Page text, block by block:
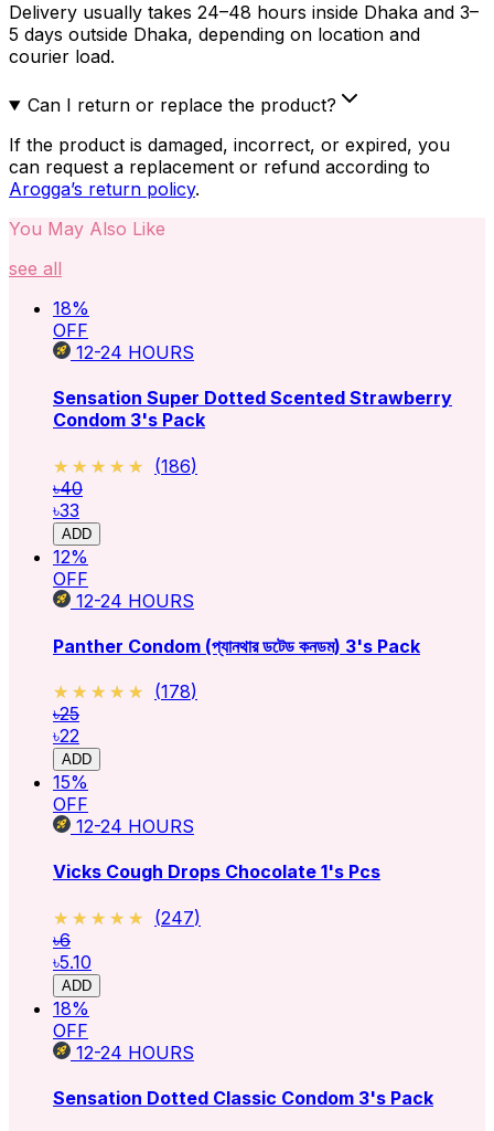
Delivery usually takes 24–48 hours inside Dhaka and 3–
5 days outside Dhaka, depending on location and
courier load.
Can I return or replace the product?
If the product is damaged, incorrect, or expired, you
can request a replacement or refund according to
Arogga’s return policy.
You May Also Like
see all
18%
OFF
12-24 HOURS
Sensation Super Dotted Scented Strawberry
Condom 3's Pack
★★★★★
★★★★★ (186)
৳40
৳33
ADD
12%
OFF
12-24 HOURS
Panther Condom (প্যানথার ডটেড কনডম) 3's Pack
★★★★★
★★★★★ (178)
৳25
৳22
ADD
15%
OFF
12-24 HOURS
Vicks Cough Drops Chocolate 1's Pcs
★★★★★
★★★★★ (247)
৳6
৳5.10
ADD
18%
OFF
12-24 HOURS
Sensation Dotted Classic Condom 3's Pack